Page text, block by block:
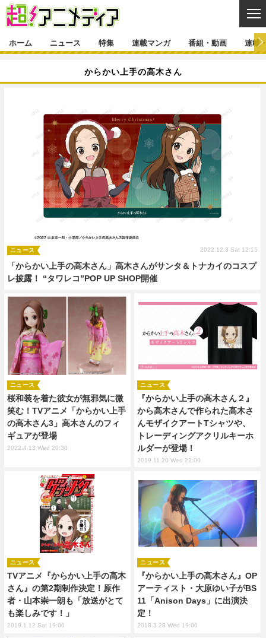
ゲーム・アプリ マンガ
映画 音楽
グッズ イベント
声優 コスプレ
舞台 新帝スタ
特集一覧 カバー
インタビュー レポート
ラキりす
連載マンガ
連載マンガ一覧 連載一覧
番組・動画一覧 ラジオ
動画
連載・ブログ
連載・ブログ一覧 コラム
編集部ブログ・お知らせ
ホーム ニュース 特集 連載マンガ 番組・動画 連載
からかい上手の高木さん
「からかい上手の高木さん」高木さんがサンタ＆トナカイのコスプ
レ披露！ “タワレコ”POP UP SHOP開催
ニュース 2022.12.3 Sat 12:15
桜和装を着た彼女が無邪気に微
笑む！TVアニメ「からかい上手
の高木さん3」高木さんのフィ
ギュアが登場
ニュース
2022.4.13 Wed 20:30
『からかい上手の高木さん２』
から高木さんで作られた高木さ
んモザイクアートTシャツや、
トレーディングアクリルキーホ
ルダーが登場！
ニュース
2019.11.20 Wed 22:00
TVアニメ『からかい上手の高木
さん』の第2期制作決定！原作
者・山本崇一朗も「放送がとて
も楽しみです！」
ニュース
2019.1.12 Sat 19:00
『からかい上手の高木さん』OP
アーティスト・大原ゆい子がBS
11「Anison Days」に出演決
定！
ニュース
2018.3.28 Wed 19:00